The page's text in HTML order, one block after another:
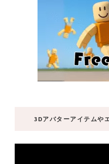
3Dアバターアイテムや